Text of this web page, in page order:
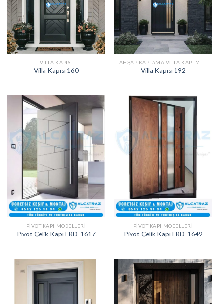
VILLA KAPISI
Villa Kapısı 160 Villa Kapısı 192
PIVOT KAPI MODELLERI
Pivot Çelik Kapı ERD-1617
PIVOT KAPI MODELLERI
Pivot Çelik Kapı ERD-1649